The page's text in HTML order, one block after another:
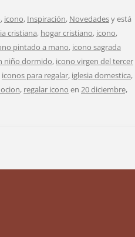
, icono, Inspiración, Novedadesy está
cristiana, hogar cristiano, icono,
pintado a mano, icono sagrada
niño dormido, icono virgen del tercer
iconos para regalar, iglesia domestica,
, regalar icono en 20 diciembre,